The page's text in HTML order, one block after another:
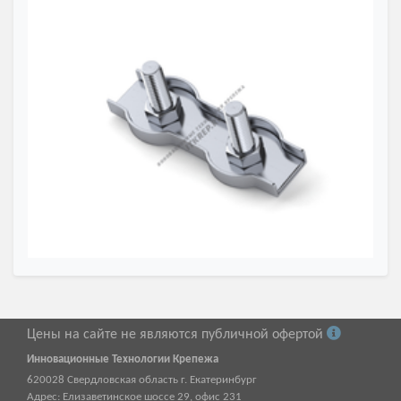
Цены на сайте не являются публичной офертой
Инновационные Технологии Крепежа
620028 Свердловская область г. Екатеринбург
Адрес: Елизаветинское шоссе 29, офис 231